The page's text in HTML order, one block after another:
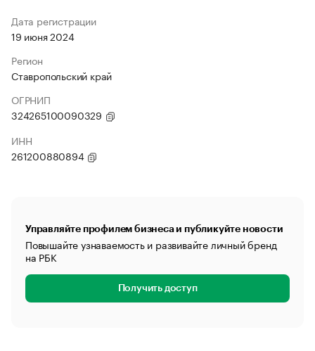
Дата регистрации
19 июня 2024
Регион
Ставропольский край
ОГРНИП
324265100090329
ИНН
261200880894
Управляйте профилем бизнеса и публикуйте новости
Повышайте узнаваемость и развивайте личный бренд
на РБК
Получить доступ